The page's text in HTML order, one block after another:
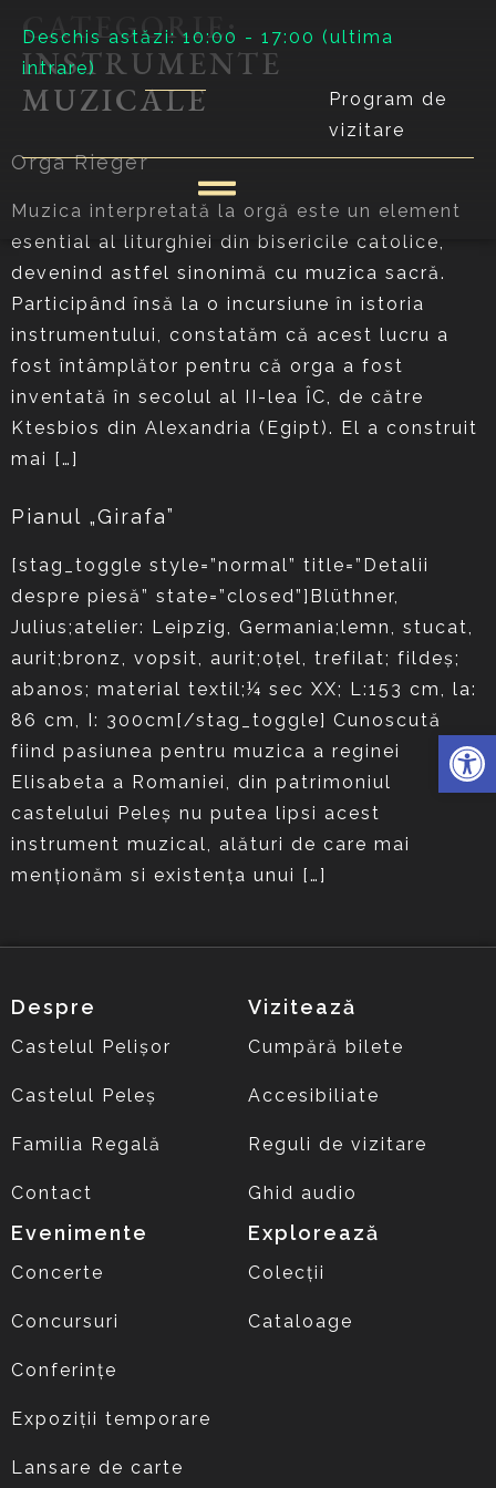
Deschis astăzi: 10:00 - 17:00 (ultima
intrare)
Program de
vizitare
CATEGORIE:
INSTRUMENTE
MUZICALE
Orga Rieger
Muzica interpretată la orgă este un element
esential al liturghiei din bisericile catolice,
devenind astfel sinonimă cu muzica sacră.
Participând însă la o incursiune în istoria
instrumentului, constatăm că acest lucru a
fost întâmplător pentru că orga a fost
inventată în secolul al II-lea ÎC, de către
Ktesbios din Alexandria (Egipt). El a construit
mai […]
Pianul „Girafa”
[stag_toggle style=”normal” title=”Detalii
despre piesă” state=”closed”]Blüthner,
Julius;atelier: Leipzig, Germania;lemn, stucat,
aurit;bronz, vopsit, aurit;oţel, trefilat; fildeş;
abanos; material textil;¼ sec XX; L:153 cm, la:
86 cm, I: 300cm[/stag_toggle] Cunoscută
fiind pasiunea pentru muzica a reginei
Elisabeta a Romaniei, din patrimoniul
castelului Peleş nu putea lipsi acest
instrument muzical, alături de care mai
menţionăm si existenţa unui […]
Despre
Castelul Pelișor
Castelul Peleș
Familia Regală
Contact
Vizitează
Cumpără bilete
Accesibiliate
Reguli de vizitare
Ghid audio
Evenimente
Concerte
Concursuri
Conferințe
Expoziții temporare
Lansare de carte
Explorează
Colecții
Cataloage